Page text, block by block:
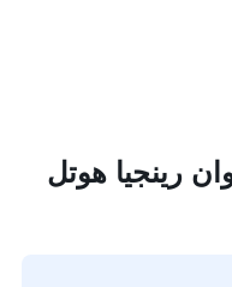
رينجيا هوتل